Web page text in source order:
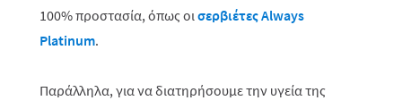
100% προστασία, όπως οισερβιέτες Always
Platinum.
Παράλληλα, για να διατηρήσουμε την υγεία της